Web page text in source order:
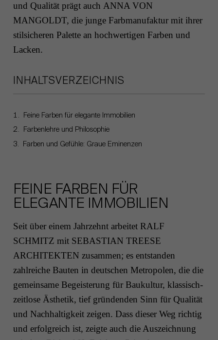
und Qualität prägt auch ANNA VON
MANGOLDT, die junge Farbmanufaktur mit ihrer
stilsicheren Palette an hochwertigen Farben und
Lacken.
INHALTSVERZEICHNIS
Feine Farben für elegante Immobilien
Farbenlehre und Philosophie
Farben und Gefühle: Graue Eminenzen
FEINE FARBEN FÜR
ELEGANTE IMMOBILIEN
Seit über einem Jahrzehnt arbeitet RALF
SCHMITZ mit SEBASTIAN TREESE
ARCHITEKTEN zusammen; es entstanden
zahlreiche Bauten in deutschen Metropolen, die die
gemeinsame Begeisterung für Baukultur, klassisch-
zeitlose Ästhetik, tief gründenden Sinn für Qualität
und Nachhaltigkeit zeigen. Dass dieser Weg richtig
und erfolgreich ist, zeigte auch die Auszeichnung